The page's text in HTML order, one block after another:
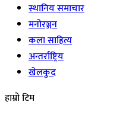
स्थानिय समाचार
मनोरञ्जन
कला साहित्य
अन्तर्राष्ट्रिय
खेलकुद
हाम्रो टिम